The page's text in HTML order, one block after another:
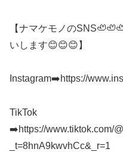
【ナマケモノの
いします😊😊😊】
Instagram➡️https://
TikTok
➡️https://www.tiktok.com/
_t=8hnA9kwvhCc&_r=1